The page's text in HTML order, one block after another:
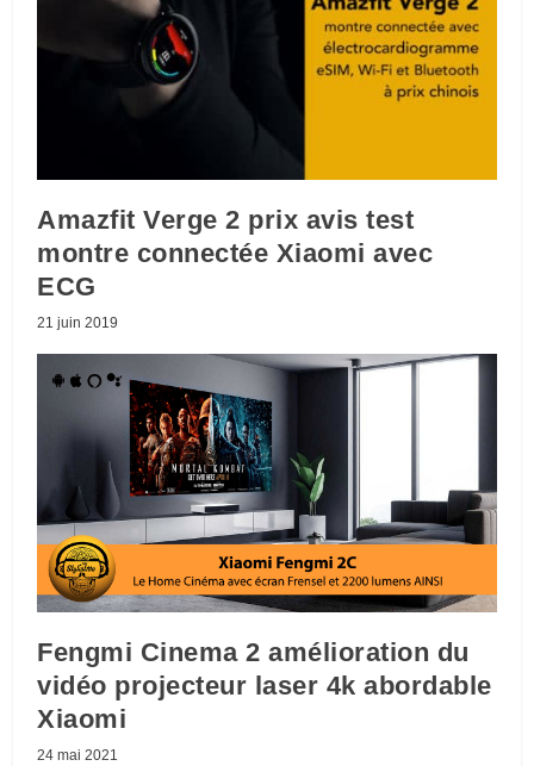
Amazfit Verge 2 prix avis test
montre connectée Xiaomi avec
ECG
21 juin 2019
Fengmi Cinema 2 amélioration du
vidéo projecteur laser 4k abordable
Xiaomi
24 mai 2021